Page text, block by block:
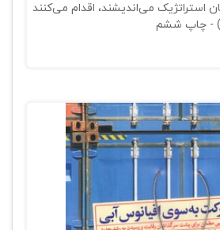
استراتژیک می‌اندیشند، اقدام می‌کنند
- چاپ ششم